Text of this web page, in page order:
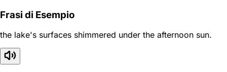
Frasi di Esempio
the lake's surfaces shimmered under the afternoon sun.